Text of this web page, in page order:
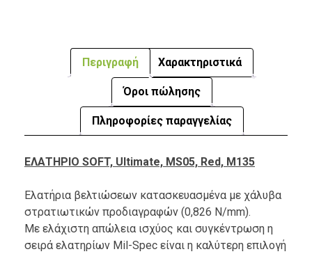
Περιγραφή Χαρακτηριστικά
Όροι πώλησης
Πληροφορίες παραγγελίας
ΕΛΑΤΗΡΙΟ SOFT, Ultimate, MS05, Red, M135
Ελατήρια βελτιώσεων κατασκευασμένα με χάλυβα
στρατιωτικών προδιαγραφών (0,826 N/mm).
Με ελάχιστη απώλεια ισχύος και συγκέντρωση η
σειρά ελατηρίων Mil-Spec είναι η καλύτερη επιλογή